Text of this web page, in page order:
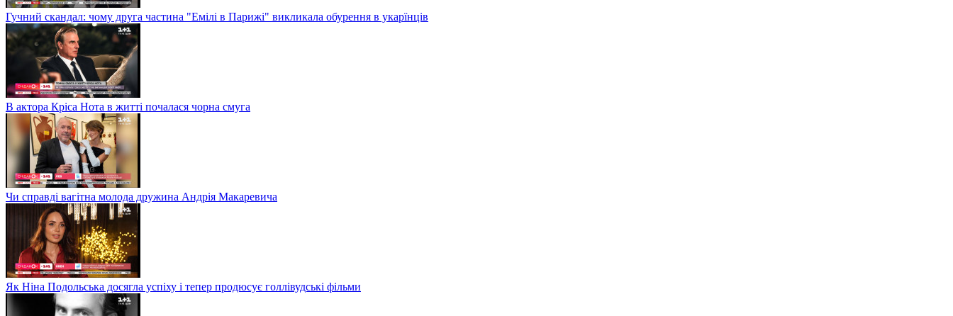
Гучний скандал: чому друга частина "Емілі в Парижі" викликала обурення в укарїнців
В актора Кріса Нота в житті почалася чорна смуга
Чи справді вагітна молода дружина Андрія Макаревича
Як Ніна Подольська досягла успіху і тепер продюсує голлівудські фільми